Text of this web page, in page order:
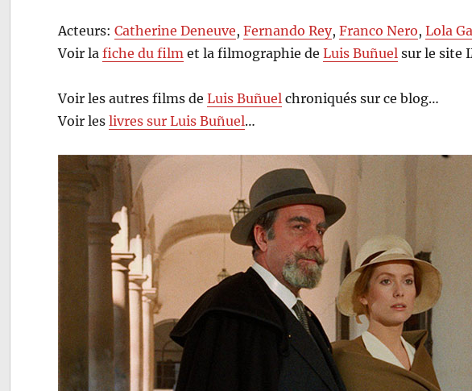
Acteurs:Catherine Deneuve,Fernando Rey,Franco Nero,Lola
Voir lafiche du film et la filmographie deLuis Buñuel sur le site
Voir les autres films deLuis Buñuel chroniqués sur ce blog…
Voir leslivres sur Luis Buñuel…